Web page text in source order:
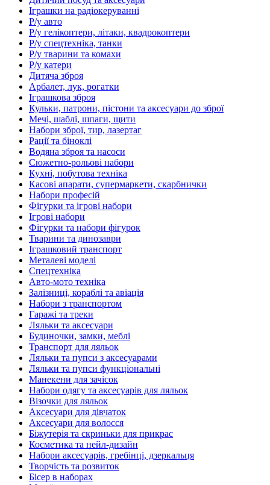
Іграшки на радіокеруванні
Р/у авто
Р/у гелікоптери, літаки, квадрокоптери
Р/у спецтехніка, танки
Р/у тварини та комахи
Р/у катери
Дитяча зброя
Арбалет, лук, рогатки
Іграшкова зброя
Кульки, патрони, пістони та аксесуари до зброї
Мечі, шаблі, шпаги, щити
Набори зброї, тир, лазертаг
Рації та біноклі
Водяна зброя та насоси
Сюжетно-рольові набори
Кухні, побутова техніка
Касові апарати, супермаркети, скарбнички
Набори професій
Фігурки та ігрові набори
Ігрові набори
Фігурки та набори фігурок
Тварини та динозаври
Іграшковий транспорт
Металеві моделі
Спецтехніка
Авто-мото техніка
Залізниці, кораблі та авіація
Набори з транспортом
Гаражі та треки
Ляльки та аксесуари
Будиночки, замки, меблі
Транспорт для ляльок
Ляльки та пупси з аксесуарами
Ляльки та пупси функціональні
Манекени для зачісок
Набори одягу та аксесуарів для ляльок
Візочки для ляльок
Аксесуари для дівчаток
Аксесуари для волосся
Біжутерія та скриньки для прикрас
Косметика та нейл-дизайн
Набори аксесуарів, гребінці, дзеркальця
Творчість та розвиток
Бісер в наборах